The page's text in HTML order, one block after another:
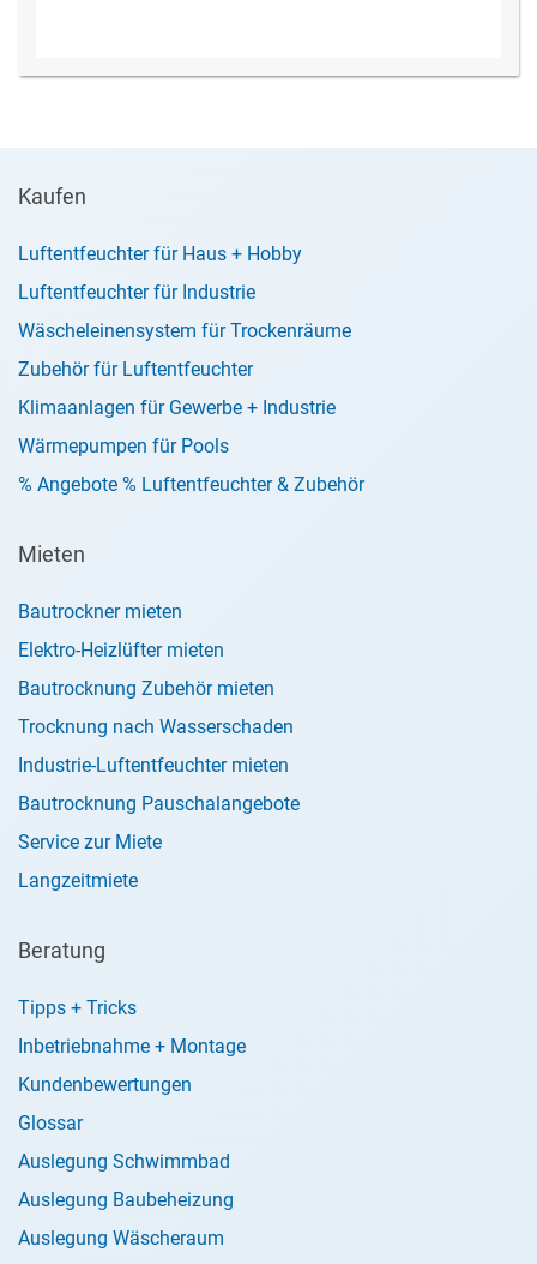
Kaufen
Luftentfeuchter für Haus + Hobby
Luftentfeuchter für Industrie
Wäscheleinensystem für Trockenräume
Zubehör für Luftentfeuchter
Klimaanlagen für Gewerbe + Industrie
Wärmepumpen für Pools
% Angebote % Luftentfeuchter & Zubehör
Mieten
Bautrockner mieten
Elektro-Heizlüfter mieten
Bautrocknung Zubehör mieten
Trocknung nach Wasserschaden
Industrie-Luftentfeuchter mieten
Bautrocknung Pauschalangebote
Service zur Miete
Langzeitmiete
Beratung
Tipps + Tricks
Inbetriebnahme + Montage
Kundenbewertungen
Glossar
Auslegung Schwimmbad
Auslegung Baubeheizung
Auslegung Wäscheraum